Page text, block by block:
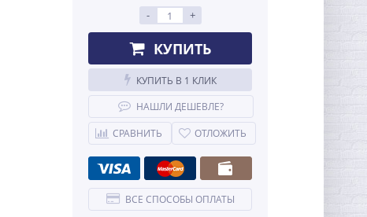
- +
КУПИТЬ
КУПИТЬ В 1 КЛИК
НАШЛИ ДЕШЕВЛЕ?
СРАВНИТЬ
ОТЛОЖИТЬ
ВСЕ СПОСОБЫ ОПЛАТЫ